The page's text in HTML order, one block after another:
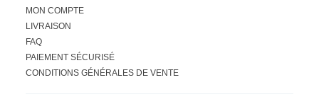
MON COMPTE
LIVRAISON
FAQ
PAIEMENT SÉCURISÉ
CONDITIONS GÉNÉRALES DE VENTE